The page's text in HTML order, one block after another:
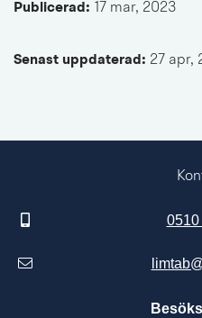
Publicerad: 17 mar, 2023
Senast uppdaterad: 27 apr,
0510